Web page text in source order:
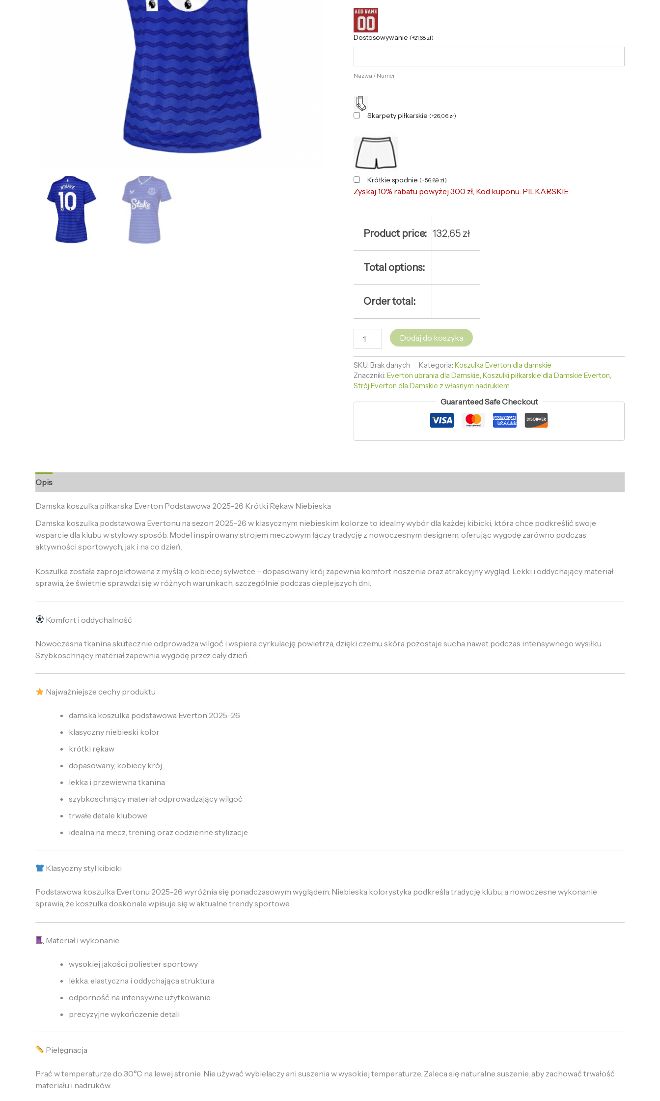
Dostosowywanie (+21,68 zł)
Nazwa / Numer
Skarpety piłkarskie (+26,06 zł)
Krótkie spodnie (+56,89 zł)
Zyskaj 10% rabatu powyżej 300 zł, Kod kuponu: PILKARSKIE
Product price: 132,65 zł
Total options:
Order total:
Dodaj do koszyka
SKU: Brak danych Kategoria: Koszulka Everton dla damskie
Znaczniki: Everton ubrania dla Damskie, Koszulki piłkarskie dla Damskie Everton,
Strój Everton dla Damskie z własnym nadrukiem
Guaranteed Safe Checkout
Opis
Damska koszulka piłkarska Everton Podstawowa 2025-26 Krótki Rękaw Niebieska
Damska koszulka podstawowa Evertonu na sezon 2025-26 w klasycznym niebieskim kolorze to idealny wybór dla każdej kibicki, która chce podkreślić swoje
wsparcie dla klubu w stylowy sposób. Model inspirowany strojem meczowym łączy tradycję z nowoczesnym designem, oferując wygodę zarówno podczas
aktywności sportowych, jak i na co dzień.
Koszulka została zaprojektowana z myślą o kobiecej sylwetce – dopasowany krój zapewnia komfort noszenia oraz atrakcyjny wygląd. Lekki i oddychający materiał
sprawia, że świetnie sprawdzi się w różnych warunkach, szczególnie podczas cieplejszych dni.
Komfort i oddychalność
Nowoczesna tkanina skutecznie odprowadza wilgoć i wspiera cyrkulację powietrza, dzięki czemu skóra pozostaje sucha nawet podczas intensywnego wysiłku.
Szybkoschnący materiał zapewnia wygodę przez cały dzień.
Najważniejsze cechy produktu
damska koszulka podstawowa Everton 2025-26
klasyczny niebieski kolor
krótki rękaw
dopasowany, kobiecy krój
lekka i przewiewna tkanina
szybkoschnący materiał odprowadzający wilgoć
trwałe detale klubowe
idealna na mecz, trening oraz codzienne stylizacje
Klasyczny styl kibicki
Podstawowa koszulka Evertonu 2025-26 wyróżnia się ponadczasowym wyglądem. Niebieska kolorystyka podkreśla tradycję klubu, a nowoczesne wykonanie
sprawia, że koszulka doskonale wpisuje się w aktualne trendy sportowe.
Materiał i wykonanie
wysokiej jakości poliester sportowy
lekka, elastyczna i oddychająca struktura
odporność na intensywne użytkowanie
precyzyjne wykończenie detali
Pielęgnacja
Prać w temperaturze do 30°C na lewej stronie. Nie używać wybielaczy ani suszenia w wysokiej temperaturze. Zaleca się naturalne suszenie, aby zachować trwałość
materiału i nadruków.